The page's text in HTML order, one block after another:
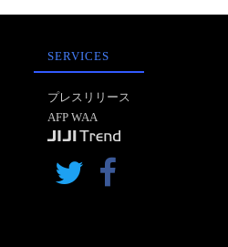
SERVICES
プレスリリース
AFP WAA